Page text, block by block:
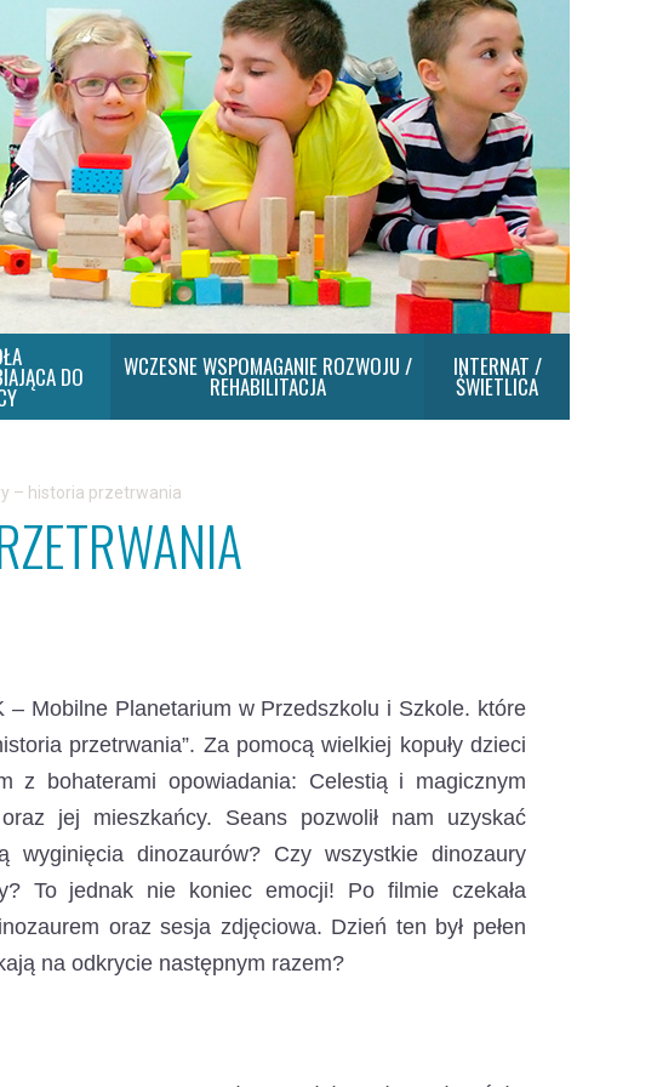
DO WCZESNE WSPOMAGANIE ROZWOJU /
REHABILITACJA
INTERNAT /
ŚWIETLICA
– historia przetrwania
– Mobilne Planetarium w Przedszkolu i Szkole. które
przetrwania”. Za pomocą wielkiej kopuły dzieci
z bohaterami opowiadania: Celestią i magicznym
jej mieszkańcy. Seans pozwolił nam uzyskać
dinozaurów? Czy wszystkie dinozaury
To jednak nie koniec emocji! Po filmie czekała
oraz sesja zdjęciowa. Dzień ten był pełen
na odkrycie następnym razem?